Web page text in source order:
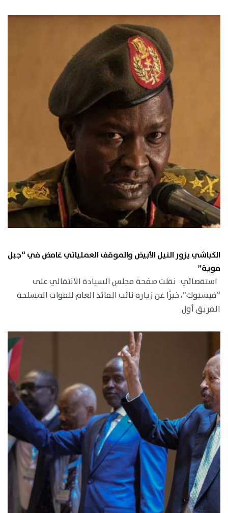
الكباشي يزور النيل الأبيض والموقف العملياتي غامض في “جبل
موية”
استقصائي نقلت صفحة مجلس السيادة الانتقالي على
“فيسبوك”، خبرًا عن زيارة نائب القائد العام للقوات المسلحة
الفريق أول